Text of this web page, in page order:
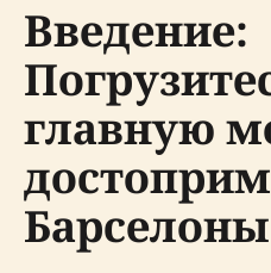
Введение:
главную
Барселоны